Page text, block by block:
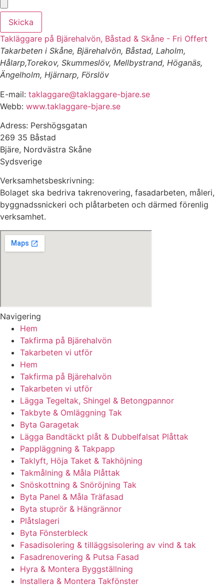
Skicka
Takläggare på Bjärehalvön, Båstad & Skåne - Fri Offert
Takarbeten i Skåne, Bjärehalvön, Båstad, Laholm,
Hålarp,Torekov, Skummeslöv, Mellbystrand, Höganäs,
Ängelholm, Hjärnarp, Förslöv
E-mail: taklaggare@taklaggare-bjare.se
Webb: www.taklaggare-bjare.se
Adress: Pershögsgatan
269 35 Båstad
Bjäre, Nordvästra Skåne
Sydsverige
Verksamhetsbeskrivning:
Bolaget ska bedriva takrenovering, fasadarbeten, måleri,
byggnadssnickeri och plåtarbeten och därmed förenlig
verksamhet.
Navigering
Hem
Takfirma på Bjärehalvön
Takarbeten vi utför
Hem
Takfirma på Bjärehalvön
Takarbeten vi utför
Lägga Tegeltak, Shingel & Betongpannor
Takbyte & Omläggning Tak
Byta Garagetak
Lägga Bandtäckt plåt & Dubbelfalsat Plåttak
Pappläggning & Takpapp
Taklyft, Höja Taket & Takhöjning
Takmålning & Måla Plåttak
Snöskottning & Snöröjning Tak
Byta Panel & Måla Träfasad
Byta stuprör & Hängrännor
Plåtslageri
Byta Fönsterbleck
Fasadisolering & tilläggsisolering av vind & tak
Fasadrenovering & Putsa Fasad
Hyra & Montera Byggställning
Installera & Montera Takfönster